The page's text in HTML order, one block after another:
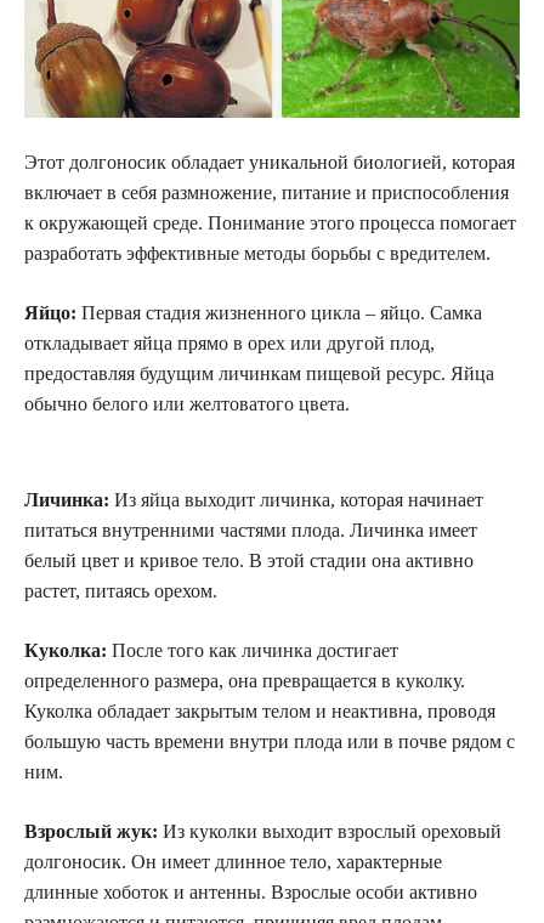
Этот долгоносик обладает уникальной биологией, которая
включает в себя размножение, питание и приспособления
к окружающей среде. Понимание этого процесса помогает
разработать эффективные методы борьбы с вредителем.
Яйцо: Первая стадия жизненного цикла – яйцо. Самка
откладывает яйца прямо в орех или другой плод,
предоставляя будущим личинкам пищевой ресурс. Яйца
обычно белого или желтоватого цвета.
Личинка: Из яйца выходит личинка, которая начинает
питаться внутренними частями плода. Личинка имеет
белый цвет и кривое тело. В этой стадии она активно
растет, питаясь орехом.
Куколка: После того как личинка достигает
определенного размера, она превращается в куколку.
Куколка обладает закрытым телом и неактивна, проводя
большую часть времени внутри плода или в почве рядом с
ним.
Взрослый жук: Из куколки выходит взрослый ореховый
долгоносик. Он имеет длинное тело, характерные
длинные хоботок и антенны. Взрослые особи активно